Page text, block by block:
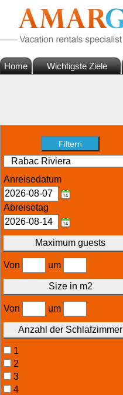
Home Wichtigste Ziele
Anreisedatum
Abreisetag
Maximum guests
Von um
Size in m2
Von um
Anzahl der Schlafzimmer
1
2
3
4